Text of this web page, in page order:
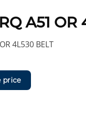
A51 OR
4L530 BELT
price